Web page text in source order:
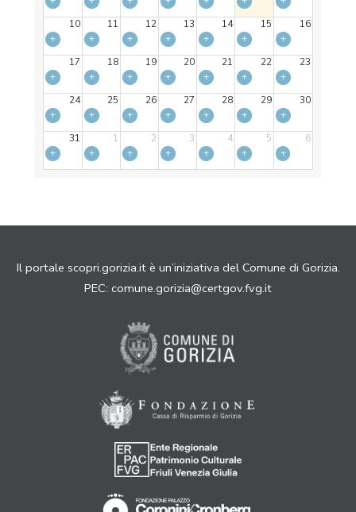
10
11 12 13 14 15
16
+
+ + + + +
+
17
18 19 20 21 22
23
+
+ + + + +
+
24
25 26 27 28 29
30
+
+ + + + +
+
31
1 2 3 4 5
6
+
+ + + + + +
Il portale scopri.gorizia.it è un’iniziativa del Comune di Gorizia.
PEC: comune.gorizia@certgov.fvg.it